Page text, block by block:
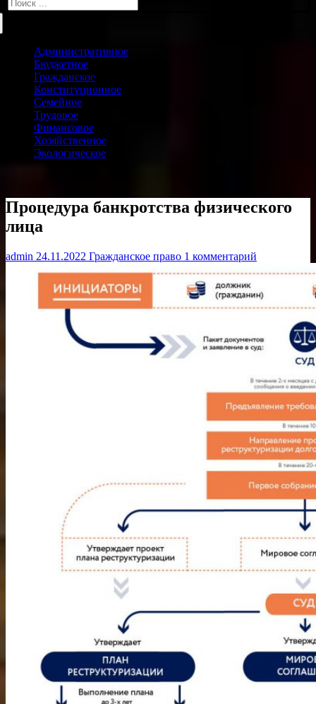
Административное
Бюджетное
Гражданское
Конституционное
Семейное
Трудовое
Финансовое
Хозяйственное
Экологическое
Процедура банкротства физического
лица
admin 24.11.2022 Гражданское право 1 комментарий